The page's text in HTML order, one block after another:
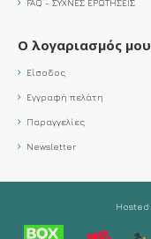
FAQ - ΣΥΧΝΕΣ ΕΡΩΤΗΣΕΙΣ
Ο λογαριασμός μου
Είσοδος
Εγγραφή πελάτη
Παραγγελίες
Newsletter